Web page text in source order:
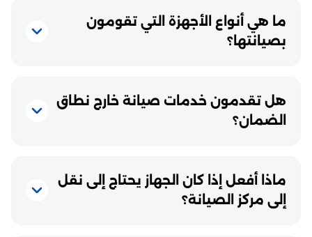
ما هي أنواع الأجهزة التي تقومون
بصيانتها؟
هل تقدمون خدمات صيانة خارج نطاق
الضمان؟
ماذا أفعل إذا كان الجهاز يحتاج إلى نقل
إلى مركز الصيانة؟